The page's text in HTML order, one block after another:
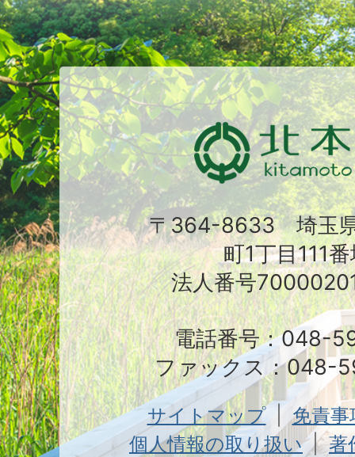
〒364-8633 埼玉
町1丁目111
法人番号
電話番号：048-
ファックス：048-
サイトマップ
免責
個人情報の取り扱い
著